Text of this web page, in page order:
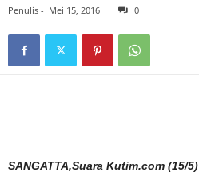
Penulis - Mei 15, 2016 0
SANGATTA,Suara Kutim.com (15/5)